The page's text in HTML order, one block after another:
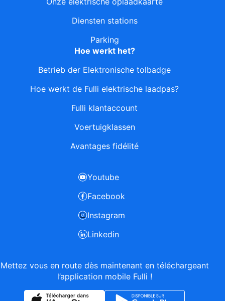
Mettez vous en route dès maintenant en téléchargeant
l’application mobile Fulli !
Diensten stations
Parking
Hoe werkt het?
Betrieb der Elektronische tolbadge
Hoe werkt de Fulli elektrische laadpas?
Fulli klantaccount
Voertuigklassen
Avantages fidélité
Youtube
Facebook
Instagram
Linkedin